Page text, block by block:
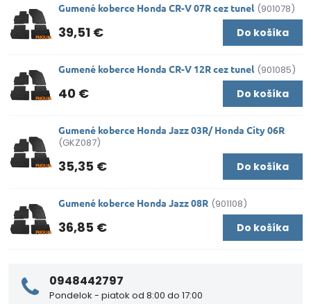
Gumené koberce Honda CR-V 07R cez tunel (901078)
39,51 € Do košíka
Gumené koberce Honda CR-V 12R cez tunel (901085)
40 € Do košíka
Gumené koberce Honda Jazz 03R/ Honda City 06R
(GKZ087)
35,35 € Do košíka
Gumené koberce Honda Jazz 08R (901108)
36,85 € Do košíka
0948442797
Pondelok - piatok od 8:00 do 17:00